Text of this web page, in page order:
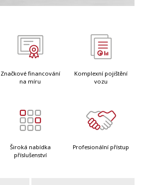
Značkové financování
na míru
Komplexní pojištění
vozu
Široká nabídka
příslušenství
Profesionální přístup